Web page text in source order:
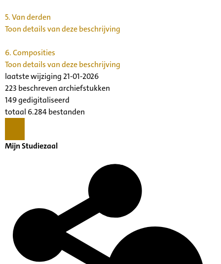
5.Van derden
Toon details van deze beschrijving
6.Composities
Toon details van deze beschrijving
laatste wijziging 21-01-2026
223 beschreven archiefstukken
149 gedigitaliseerd
totaal 6.284 bestanden
Mijn Studiezaal